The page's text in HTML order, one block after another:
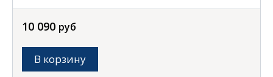
10 090 руб
В корзину